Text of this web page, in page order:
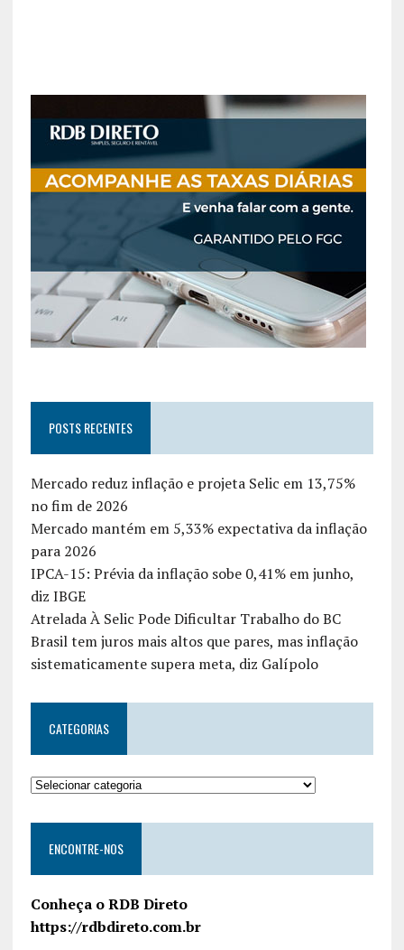
POSTS RECENTES
Mercado reduz inflação e projeta Selic em 13,75%
no fim de 2026
Mercado mantém em 5,33% expectativa da inflação
para 2026
IPCA-15: Prévia da inflação sobe 0,41% em junho,
diz IBGE
Atrelada À Selic Pode Dificultar Trabalho do BC
Brasil tem juros mais altos que pares, mas inflação
sistematicamente supera meta, diz Galípolo
CATEGORIAS
ENCONTRE-NOS
Conheça o RDB Direto
https://rdbdireto.com.br